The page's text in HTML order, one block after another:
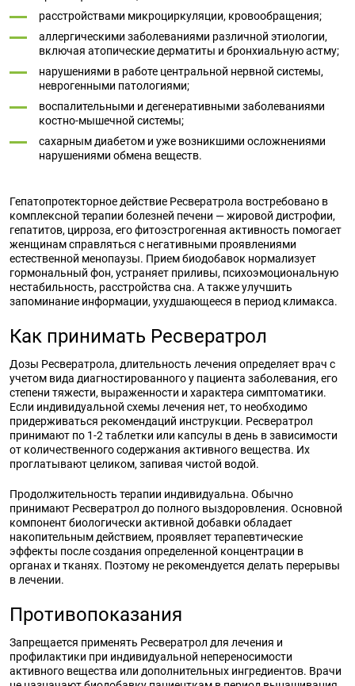
расстройствами микроциркуляции, кровообращения;
аллергическими заболеваниями различной этиологии,
включая атопические дерматиты и бронхиальную астму;
нарушениями в работе центральной нервной системы,
неврогенными патологиями;
воспалительными и дегенеративными заболеваниями
костно-мышечной системы;
сахарным диабетом и уже возникшими осложнениями
нарушениями обмена веществ.
Гепатопротекторное действие Ресвератрола востребовано в
комплексной терапии болезней печени — жировой дистрофии,
гепатитов, цирроза, его фитоэстрогенная активность помогает
женщинам справляться с негативными проявлениями
естественной менопаузы. Прием биодобавок нормализует
гормональный фон, устраняет приливы, психоэмоциональную
нестабильность, расстройства сна. А также улучшить
запоминание информации, ухудшающееся в период климакса.
Как принимать Ресвератрол
Дозы Ресвератрола, длительность лечения определяет врач с
учетом вида диагностированного у пациента заболевания, его
степени тяжести, выраженности и характера симптоматики.
Если индивидуальной схемы лечения нет, то необходимо
придерживаться рекомендаций инструкции. Ресвератрол
принимают по 1-2 таблетки или капсулы в день в зависимости
от количественного содержания активного вещества. Их
проглатывают целиком, запивая чистой водой.
Продолжительность терапии индивидуальна. Обычно
принимают Ресвератрол до полного выздоровления. Основной
компонент биологически активной добавки обладает
накопительным действием, проявляет терапевтические
эффекты после создания определенной концентрации в
органах и тканях. Поэтому не рекомендуется делать перерывы
в лечении.
Противопоказания
Запрещается применять Ресвератрол для лечения и
профилактики при индивидуальной непереносимости
активного вещества или дополнительных ингредиентов. Врачи